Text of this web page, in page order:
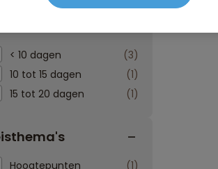
< 10 dagen
3
10 tot 15 dagen
1
15 tot 20 dagen
1
Hoogtepunten
1